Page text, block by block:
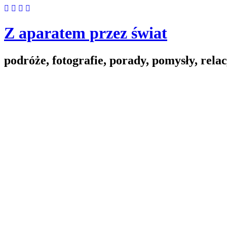
Skip
content
Z aparatem przez świat
podróże, fotografie, porady, pomysły,